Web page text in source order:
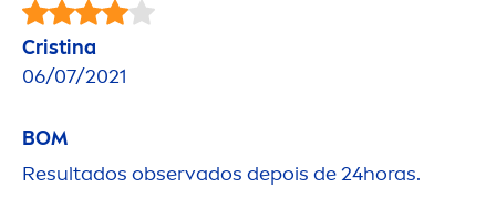
Cristina
06/07/2021
BOM
Resultados observados depois de 24horas.